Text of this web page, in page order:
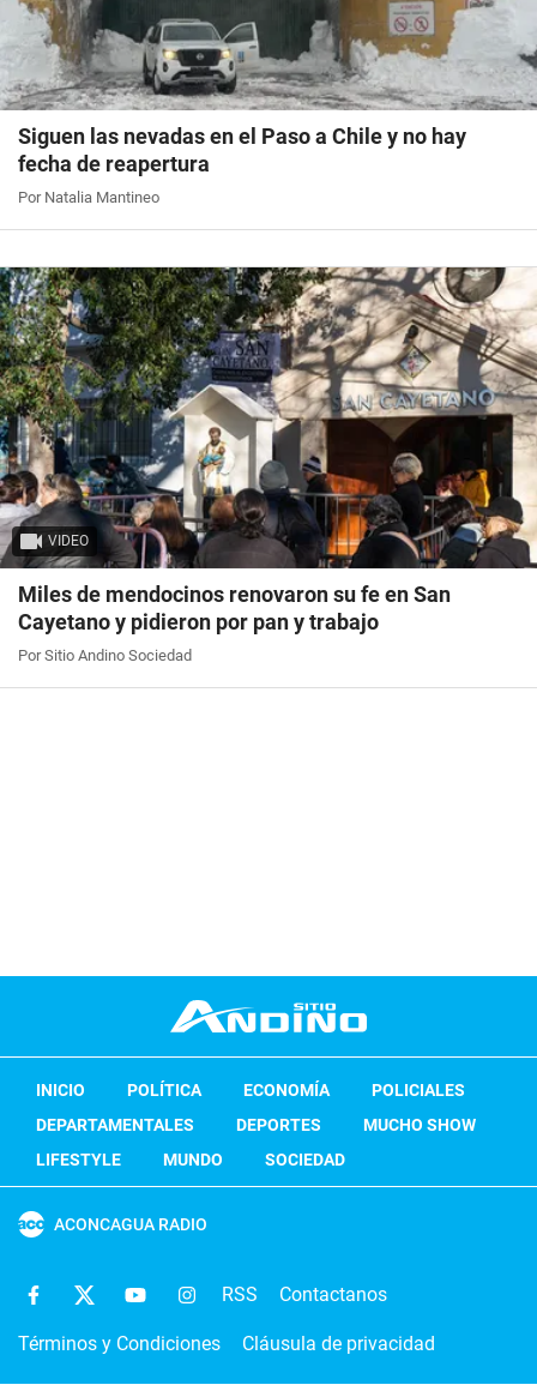
Siguen las nevadas en el Paso a Chile y no hay
fecha de reapertura
Por Natalia Mantineo
VIDEO
Miles de mendocinos renovaron su fe en San
Cayetano y pidieron por pan y trabajo
Por Sitio Andino Sociedad
INICIO POLÍTICA ECONOMÍA
POLICIALES
DEPARTAMENTALES
DEPORTES
MUCHO SHOW
LIFESTYLE
MUNDO SOCIEDAD
ACONCAGUA RADIO
RSS Contactanos
Términos y Condiciones Cláusula de privacidad